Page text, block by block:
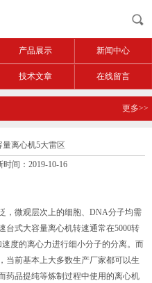
产品展示 新闻中心
技术文章 在线留言
更多>>
离心机5大雷区
间：2019-10-16
，微观层次上的细胞、DNA分子均需
台式大容量离心机转速通常在5000转
度的离心力进行细小分子的分离。而
当前基本上大多数生产厂家都可以生
药品提纯等炼制过程中使用的离心机